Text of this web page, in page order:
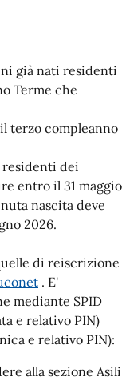
già nati residenti
Terme che
terzo compleanno
dei
entro il 31 maggio
nascita deve
2026.
di reiscrizione
. E'
mediante SPID
e relativo PIN)
e relativo PIN):
alla sezione Asili